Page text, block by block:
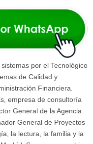
por el Tecnológico
de Calidad y
Financiera.
empresa de consultoría
General de la Agencia
General de Proyectos
la lectura, la familia y la